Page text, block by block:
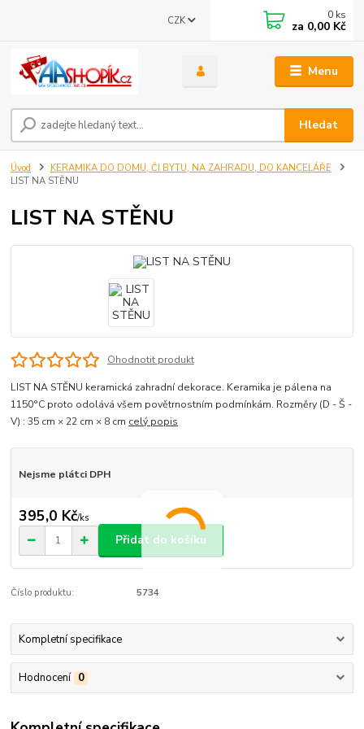
Menu
CZK
Hledat
0 ks
za 0,00 Kč
Úvod
KERAMIKA DO DOMU, ČI BYTU, NA ZAHRADU, DO KANCELÁŘE
LIST NA STĚNU
LIST NA STĚNU
Ohodnotit produkt
LIST NA STĚNU keramická zahradní dekorace. Keramika je pálena na
1150°C proto odolává všem povětrnostním podmínkám. Rozměry (D - Š -
V) : 35 cm × 22 cm × 8 cm celý popis
Nejsme plátci DPH
395,0 Kč/ks
Přidat do košíku
Číslo produktu: 5734
Kompletní specifikace
Hodnocení 0